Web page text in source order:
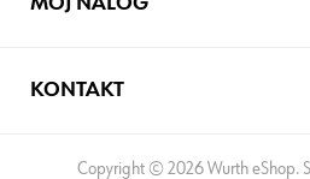
KONTAKT
Copyright © 2026 Wurth eShop.